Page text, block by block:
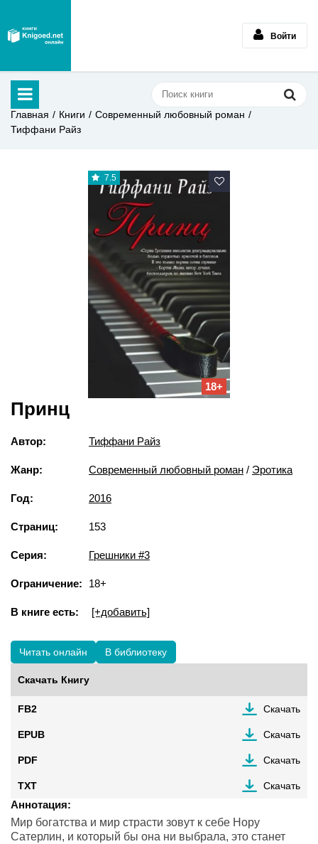
Войти
Главная Книги
Современный любовный роман
Тиффани Райз
7.5
18+
Принц
Автор: Тиффани Райз
Жанр: Современный любовный роман / Эротика
Год: 2016
Страниц: 153
Серия: Грешники #3
Ограничение: 18+
В книге есть: [+добавить]
Читать онлайн В библиотеку
Скачать Книгу
FB2 Скачать
EPUB Скачать
PDF Скачать
TXT Скачать
Аннотация:
Мир богатства и мир страсти зовут к себе Нору
Сатерлин, и который бы она ни выбрала, это станет